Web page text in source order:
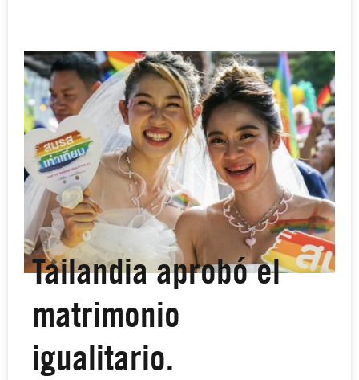
Tailandia aprobó el
matrimonio
igualitario.